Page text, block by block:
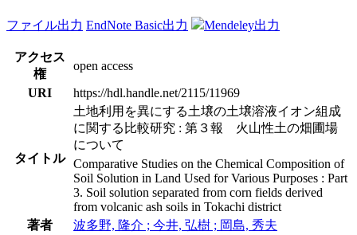
ファイル出力 EndNote Basic出力 Mendeley出力
アクセス
権
open access
URI
https://hdl.handle.net/2115/11969
タイトル
土地利用を異にする土壌の土壌溶液イオン組成
に関する比較研究 : 第３報 火山性土の畑圃場
について
Comparative Studies on the Chemical Composition of
Soil Solution in Land Used for Various Purposes : Part
3. Soil solution separated from corn fields derived
from volcanic ash soils in Tokachi district
著者
波多野, 隆介 ; 今井, 弘樹 ; 岡島, 秀夫